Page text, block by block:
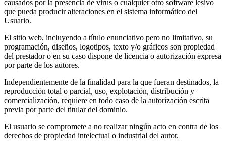
causados por la presencia de virus o cualquier otro software lesivo
que pueda producir alteraciones en el sistema informático del
Usuario.
El sitio web, incluyendo a título enunciativo pero no limitativo, su
programación, diseños, logotipos, texto y/o gráficos son propiedad
del prestador o en su caso dispone de licencia o autorización expresa
por parte de los autores.
Independientemente de la finalidad para la que fueran destinados, la
reproducción total o parcial, uso, explotación, distribución y
comercialización, requiere en todo caso de la autorización escrita
previa por parte del titular del dominio.
El usuario se compromete a no realizar ningún acto en contra de los
derechos de propiedad intelectual o industrial del autor.